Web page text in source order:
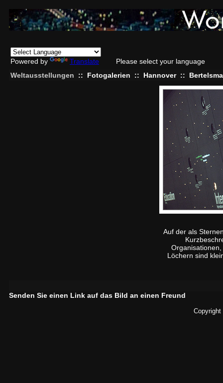
Powered by Translate
Please select your language
Weltausstellungen
:: Fotogalerien :: Hannover ::
Auf der als
Löchern sind
Senden Sie einen Link auf das Bild an einen Freund